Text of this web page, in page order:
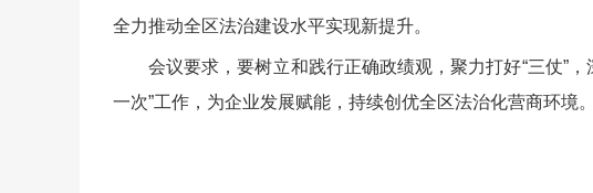
全力推动全区法治建设水平实现新提升。
会议要求，要树立和践行正确政绩观，聚力打好“三仗”
一次”工作，为企业发展赋能，持续创优全区法治化营商环境。